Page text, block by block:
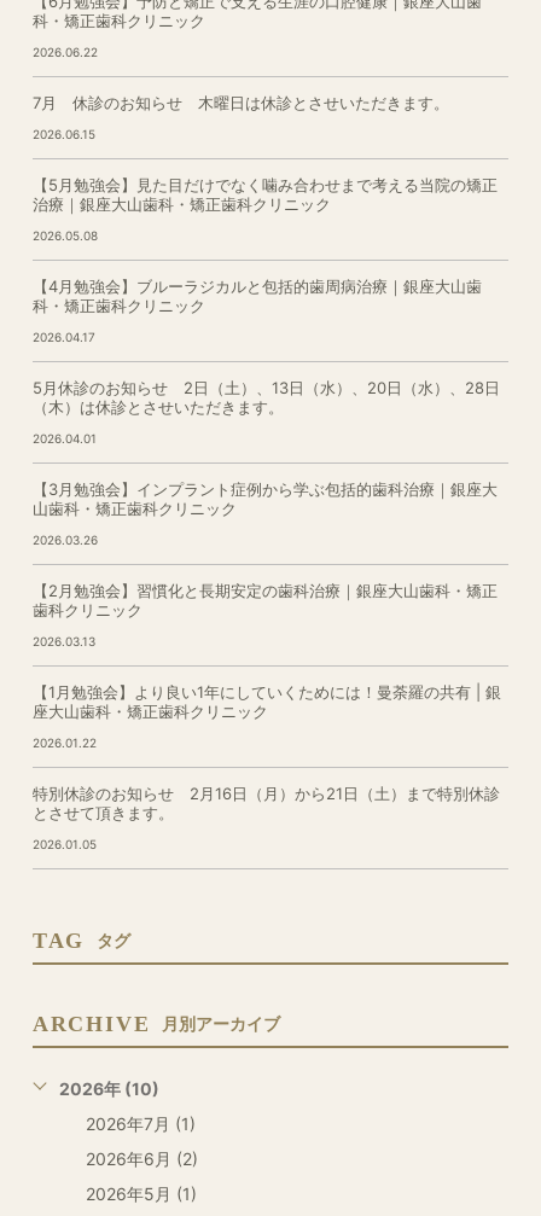
科・矯正歯科クリニック
2026.06.22
7月 休診のお知らせ 木曜日は休診とさせいただきます。
2026.06.15
【5月勉強会】見た目だけでなく噛み合わせまで考える当院の矯正
治療｜銀座大山歯科・矯正歯科クリニック
2026.05.08
【4月勉強会】ブルーラジカルと包括的歯周病治療｜銀座大山歯
科・矯正歯科クリニック
2026.04.17
5月休診のお知らせ 2日（土）、13日（水）、20日（水）、28日
（木）は休診とさせいただきます。
2026.04.01
【3月勉強会】インプラント症例から学ぶ包括的歯科治療｜銀座大
山歯科・矯正歯科クリニック
2026.03.26
【2月勉強会】習慣化と長期安定の歯科治療｜銀座大山歯科・矯正
歯科クリニック
2026.03.13
【1月勉強会】より良い1年にしていくためには！曼荼羅の共有 | 銀
座大山歯科・矯正歯科クリニック
2026.01.22
特別休診のお知らせ 2月16日（月）から21日（土）まで特別休診
とさせて頂きます。
2026.01.05
TAG タグ
ARCHIVE 月別アーカイブ
2026年 (10)
2026年7月 (1)
2026年6月 (2)
2026年5月 (1)